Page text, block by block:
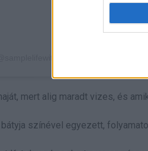
mert alig maradt vizes, és
színével egyezett,